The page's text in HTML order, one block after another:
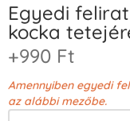
Egyedi
kocka
+990 Ft
Amennyiben egyedi
az alábbi mezőbe.